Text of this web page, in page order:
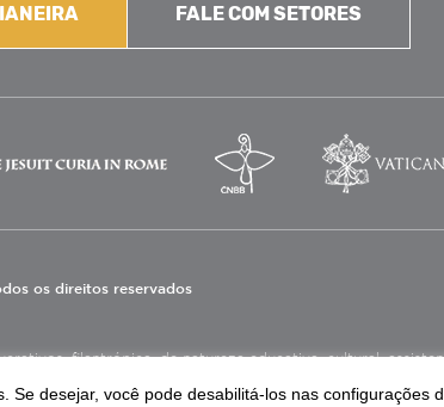
FALE COM SETORES
os direitos reservados
filantrópica, de natureza educativa, cultural,
desejar, você pode desabilitá-los nas configurações